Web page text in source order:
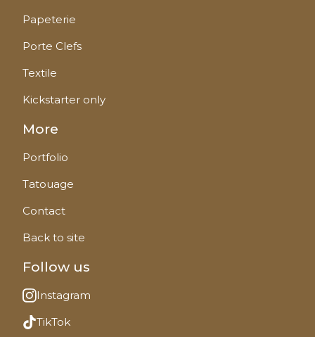
Papeterie
Porte Clefs
Textile
Kickstarter only
More
Portfolio
Tatouage
Contact
Back to site
Follow us
Instagram
TikTok